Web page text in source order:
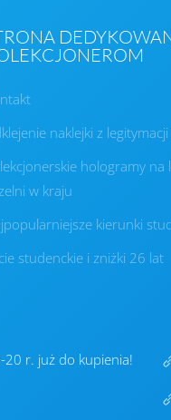
naklejki z legitymacji
hologramy na
w kraju
kierunki
studenckie i zniżki 26 lat
20 r. już do kupienia!